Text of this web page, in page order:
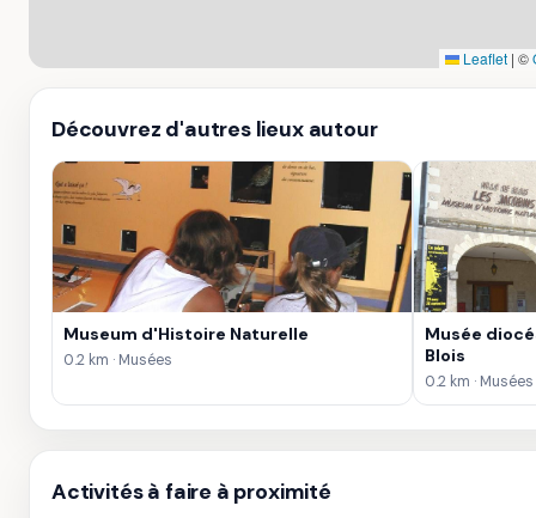
Leaflet | ©
Découvrez d'autres lieux autour
Museum d'Histoire Naturelle
0.2 km · Musées
Musée
Blois
0.2 km · Musées
Activités à faire à proximité